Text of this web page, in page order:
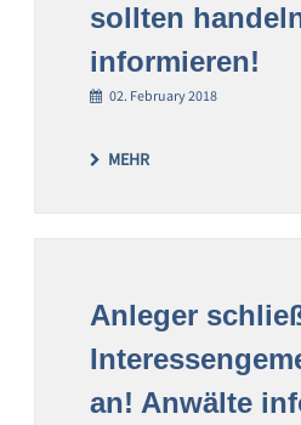
sollten
informieren!
02. February 2018
MEHR
Anleger
an! Anwälte